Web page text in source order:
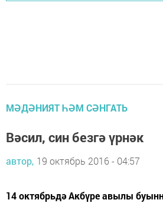
МӘДӘНИЯТ ҺӘМ СӘНГАТЬ
Вәсил, син безгә үрнәк
автор, 19 октябрь 2016 - 04:57
14 октябрьдә Акбүре авылы